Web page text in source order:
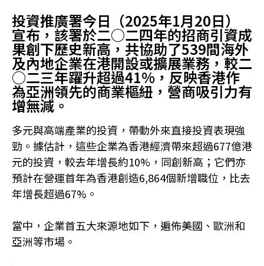
​投資推廣署今日（2025年1月20日）
宣布，該署於二○二四年的招商引資成
果創下歷史新高，共協助了539間海外
及內地企業在港開設或擴展業務，較二
○二三年躍升超過41%，反映香港作
為亞洲領先的商業樞紐，營商吸引力有
增無減。
多元與高端產業的投資，帶動外來直接投資表現強
勁。據估計，這些企業為香港經濟帶來超過677億港
元的投資，較去年增長約10%，同創新高；它們亦
預計在營運首年為香港創造6,864個新增職位，比去
年增長超過67%。
當中，企業首五大來源地如下，遍佈美國、歐洲和
亞洲等市場。